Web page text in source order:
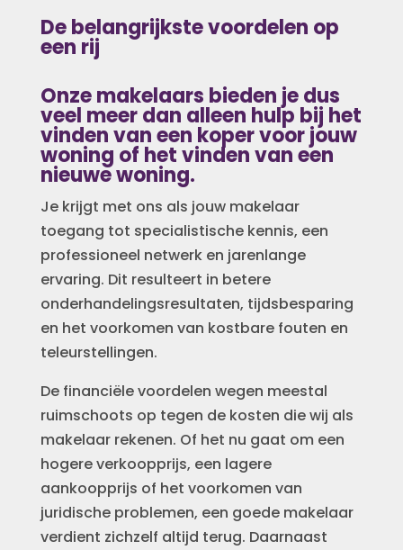
De belangrijkste voordelen op
een rij
Onze makelaars bieden je dus
veel meer dan alleen hulp bij het
vinden van een koper voor jouw
woning of het vinden van een
nieuwe woning.
Je krijgt met ons als jouw makelaar
toegang tot specialistische kennis, een
professioneel netwerk en jarenlange
ervaring. Dit resulteert in betere
onderhandelingsresultaten, tijdsbesparing
en het voorkomen van kostbare fouten en
teleurstellingen.
De financiële voordelen wegen meestal
ruimschoots op tegen de kosten die wij als
makelaar rekenen. Of het nu gaat om een
hogere verkoopprijs, een lagere
aankoopprijs of het voorkomen van
juridische problemen, een goede makelaar
verdient zichzelf altijd terug. Daarnaast